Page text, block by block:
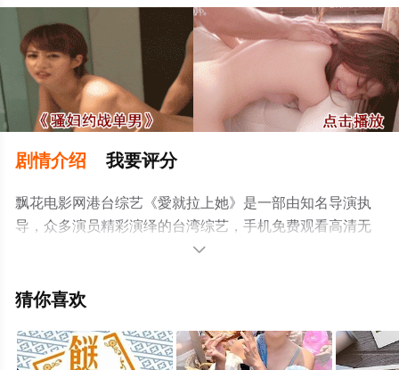
剧情介绍 我要评分
飘花电影网港台综艺《愛就拉上她》是一部由知名导演执
导，众多演员精彩演绎的台湾综艺，手机免费观看高清无
删减完整版综艺节目就来飘花影院，更多相关信息可移步

猜你喜欢